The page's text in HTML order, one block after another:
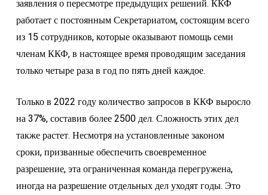
заявления о пересмотре предыдущих решений. ККФ
работает с постоянным Секретариатом, состоящим всего
из 15 сотрудников, которые оказывают помощь семи
членам ККФ, в настоящее время проводящим заседания
только четыре раза в год по пять дней каждое.
Только в 2022 году количество запросов в ККФ выросло
на 37%, составив более 2500 дел. Сложность этих дел
также растет. Несмотря на установленные законом
сроки, призванные обеспечить своевременное
разрешение, эта ограниченная команда перегружена,
иногда на разрешение отдельных дел уходят годы. Это